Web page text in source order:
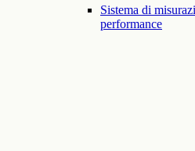
Sistema di
performance